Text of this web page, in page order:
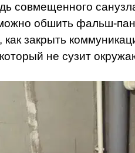
совмещенного
обшить фальш-
как закрыть
не сузит